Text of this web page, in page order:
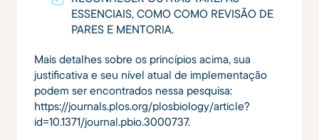
ESSENCIAIS, COMO COMO REVISÃO DE
PARES E MENTORIA.
Mais detalhes sobre os princípios acima, sua
justificativa e seu nível atual de implementação
podem ser encontrados nessa pesquisa:
https://journals.plos.org/plosbiology/article?
id=10.1371/journal.pbio.3000737.